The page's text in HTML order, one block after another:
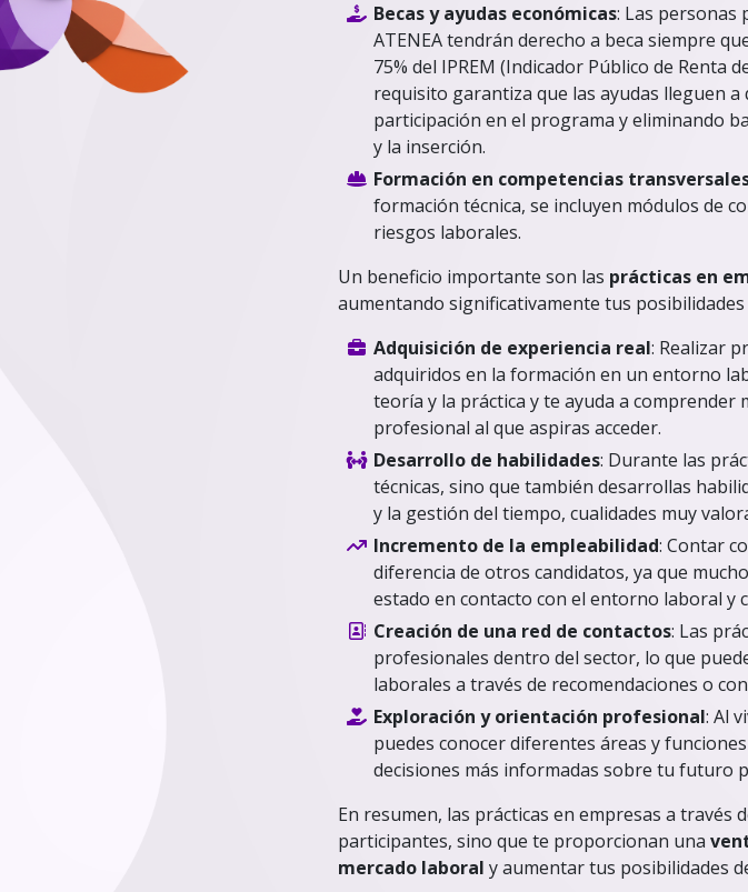
Becas y ayudas económicas: Las personas
ATENEA tendrán derecho a beca siempre
75% del IPREM (Indicador Público de Renta
requisito garantiza que las ayudas lleguen
participación en el programa y eliminando
y la inserción.
Formación en competencias
formación técnica, se incluyen módulos de
riesgos laborales.
Un beneficio importante son las prácticas en
aumentando significativamente tus
Adquisición de experiencia real: Realizar
adquiridos en la formación en un entorno
teoría y la práctica y te ayuda a comprender
profesional al que aspiras acceder.
Desarrollo de habilidades: Durante las
técnicas, sino que también desarrollas
y la gestión del tiempo, cualidades muy
Incremento de la empleabilidad: Contar
diferencia de otros candidatos, ya que
estado en contacto con el entorno laboral y
Creación de una red de contactos: Las
profesionales dentro del sector, lo que
laborales a través de recomendaciones o
Exploración y orientación profesional: Al
puedes conocer diferentes áreas y
decisiones más informadas sobre tu futuro
En resumen, las prácticas en empresas a través
participantes, sino que te proporcionan una
mercado laboral y aumentar tus posibilidades